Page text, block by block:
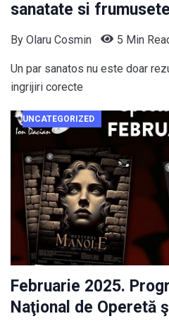
sanatate si frumusete
By Olaru Cosmin 5 Min
Un par sanatos nu este doar
ingrijiri corecte
UNCATEGORIZED
Februarie 2025.
Naţional de Operetă